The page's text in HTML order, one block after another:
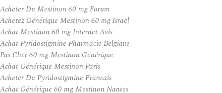
Acheter Du Mestinon 60 mg Forum
Achetez Générique Mestinon 60 mg Israël
Achat Mestinon 60 mg Internet Avis
Achat Pyridostigmine Pharmacie Belgique
Pas Cher 60 mg Mestinon Générique
Achat Générique Mestinon Paris
Acheter Du Pyridostigmine Francais
Achat Générique 60 mg Mestinon Nantes